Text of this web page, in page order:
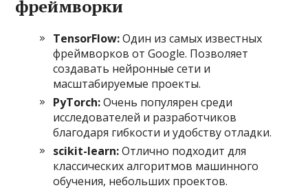
фреймворки
TensorFlow:Один из самых известных
фреймворков от Google. Позволяет
создавать нейронные сети и
масштабируемые проекты.
PyTorch:Очень популярен среди
исследователей и разработчиков
благодаря гибкости и удобству отладки.
scikit-learn:Отлично подходит для
классических алгоритмов машинного
обучения, небольших проектов.